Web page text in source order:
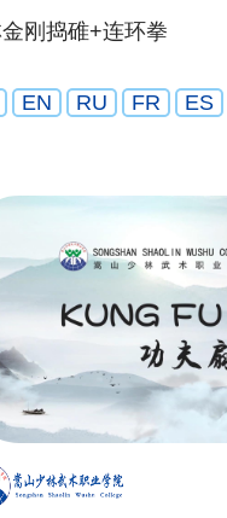
刚捣碓+连环拳
EN RU FR ES